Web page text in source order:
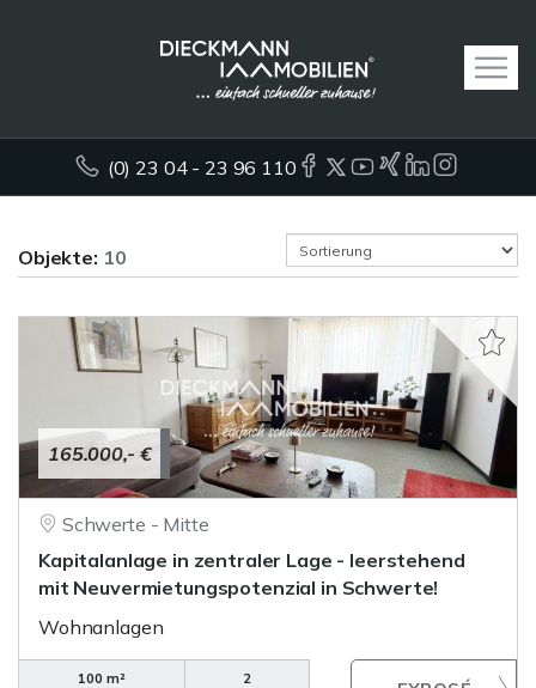
(0) 23 04 - 23 96 110
Objekte: 10
165.000,- €
Schwerte - Mitte
Kapitalanlage in zentraler Lage - leerstehend
mit Neuvermietungspotenzial in Schwerte!
Wohnanlagen
100 m²
2